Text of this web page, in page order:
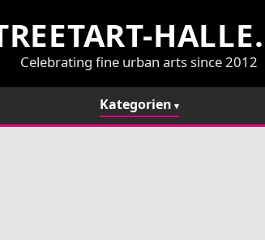
Celebrating fine urban arts since 2012
Kategorien